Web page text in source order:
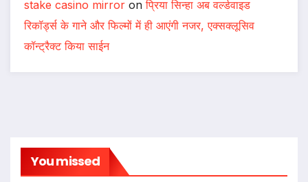
stake casino mirror onप्रिया सिन्हा अब वर्ल्डवाइड
रिकॉर्ड्स के गाने और फिल्मों में ही आएंगी नजर, एक्सक्लूसिव
कॉन्ट्रैक्ट किया साईन
You missed